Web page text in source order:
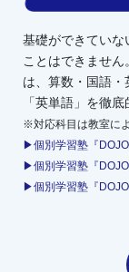
基礎ができていな
ことはできませ
は、算数・国語・
「英単語」を徹
※対応科目は教室に
▶個別学習塾『
▶個別学習塾『
▶個別学習塾『